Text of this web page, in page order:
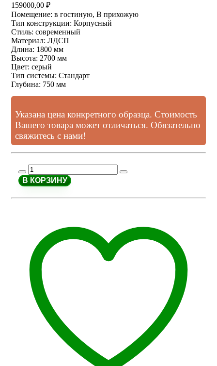
159000,00 ₽
Помещение: в гостиную, В прихожую
Тип конструкции: Корпусный
Стиль: современный
Материал: ЛДСП
Длина: 1800 мм
Высота: 2700 мм
Цвет: серый
Тип системы: Стандарт
Глубина: 750 мм
Указана цена конкретного образца. Стоимость
Вашего товара может отличаться. Обязательно
свяжитесь с нами!
В КОРЗИНУ